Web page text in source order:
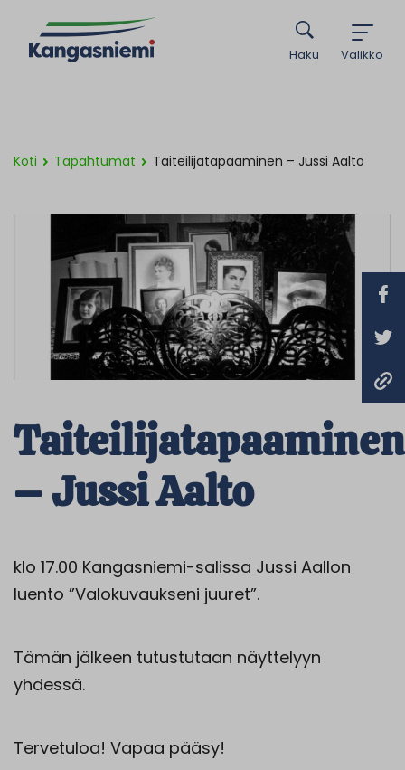
Valikko
Haku
Koti Tapahtumat Taiteilijatapaaminen – Jussi Aalto
Taiteilijatapaaminen
– Jussi Aalto
klo 17.00 Kangasniemi-salissa Jussi Aallon
luento ”Valokuvaukseni juuret”.
Tämän jälkeen tutustutaan näyttelyyn
yhdessä.
Tervetuloa! Vapaa pääsy!